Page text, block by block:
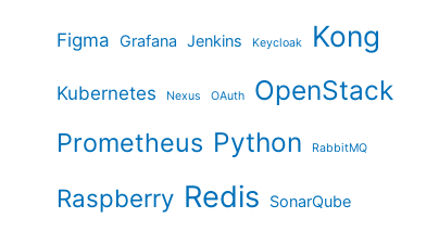
Figma Grafana Jenkins Keycloak Kong
Kubernetes Nexus OAuth OpenStack
Prometheus Python RabbitMQ
Raspberry Redis SonarQube